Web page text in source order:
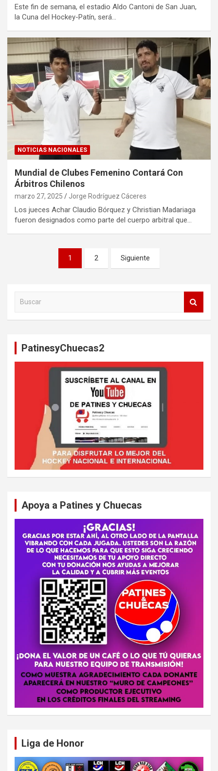
Este fin de semana, el estadio Aldo Cantoni de San Juan,
la Cuna del Hockey-Patín, será…
NOTICIAS NACIONALES
Mundial de Clubes Femenino Contará Con
Árbitros Chilenos
marzo 27, 2025 Jorge Rodríguez Cáceres
Los jueces Achar Claudio Bórquez y Christian Madariaga
fueron designados como parte del cuerpo arbitral que…
1 2 Siguiente
PatinesyChuecas2
Apoya a Patines y Chuecas
Liga de Honor